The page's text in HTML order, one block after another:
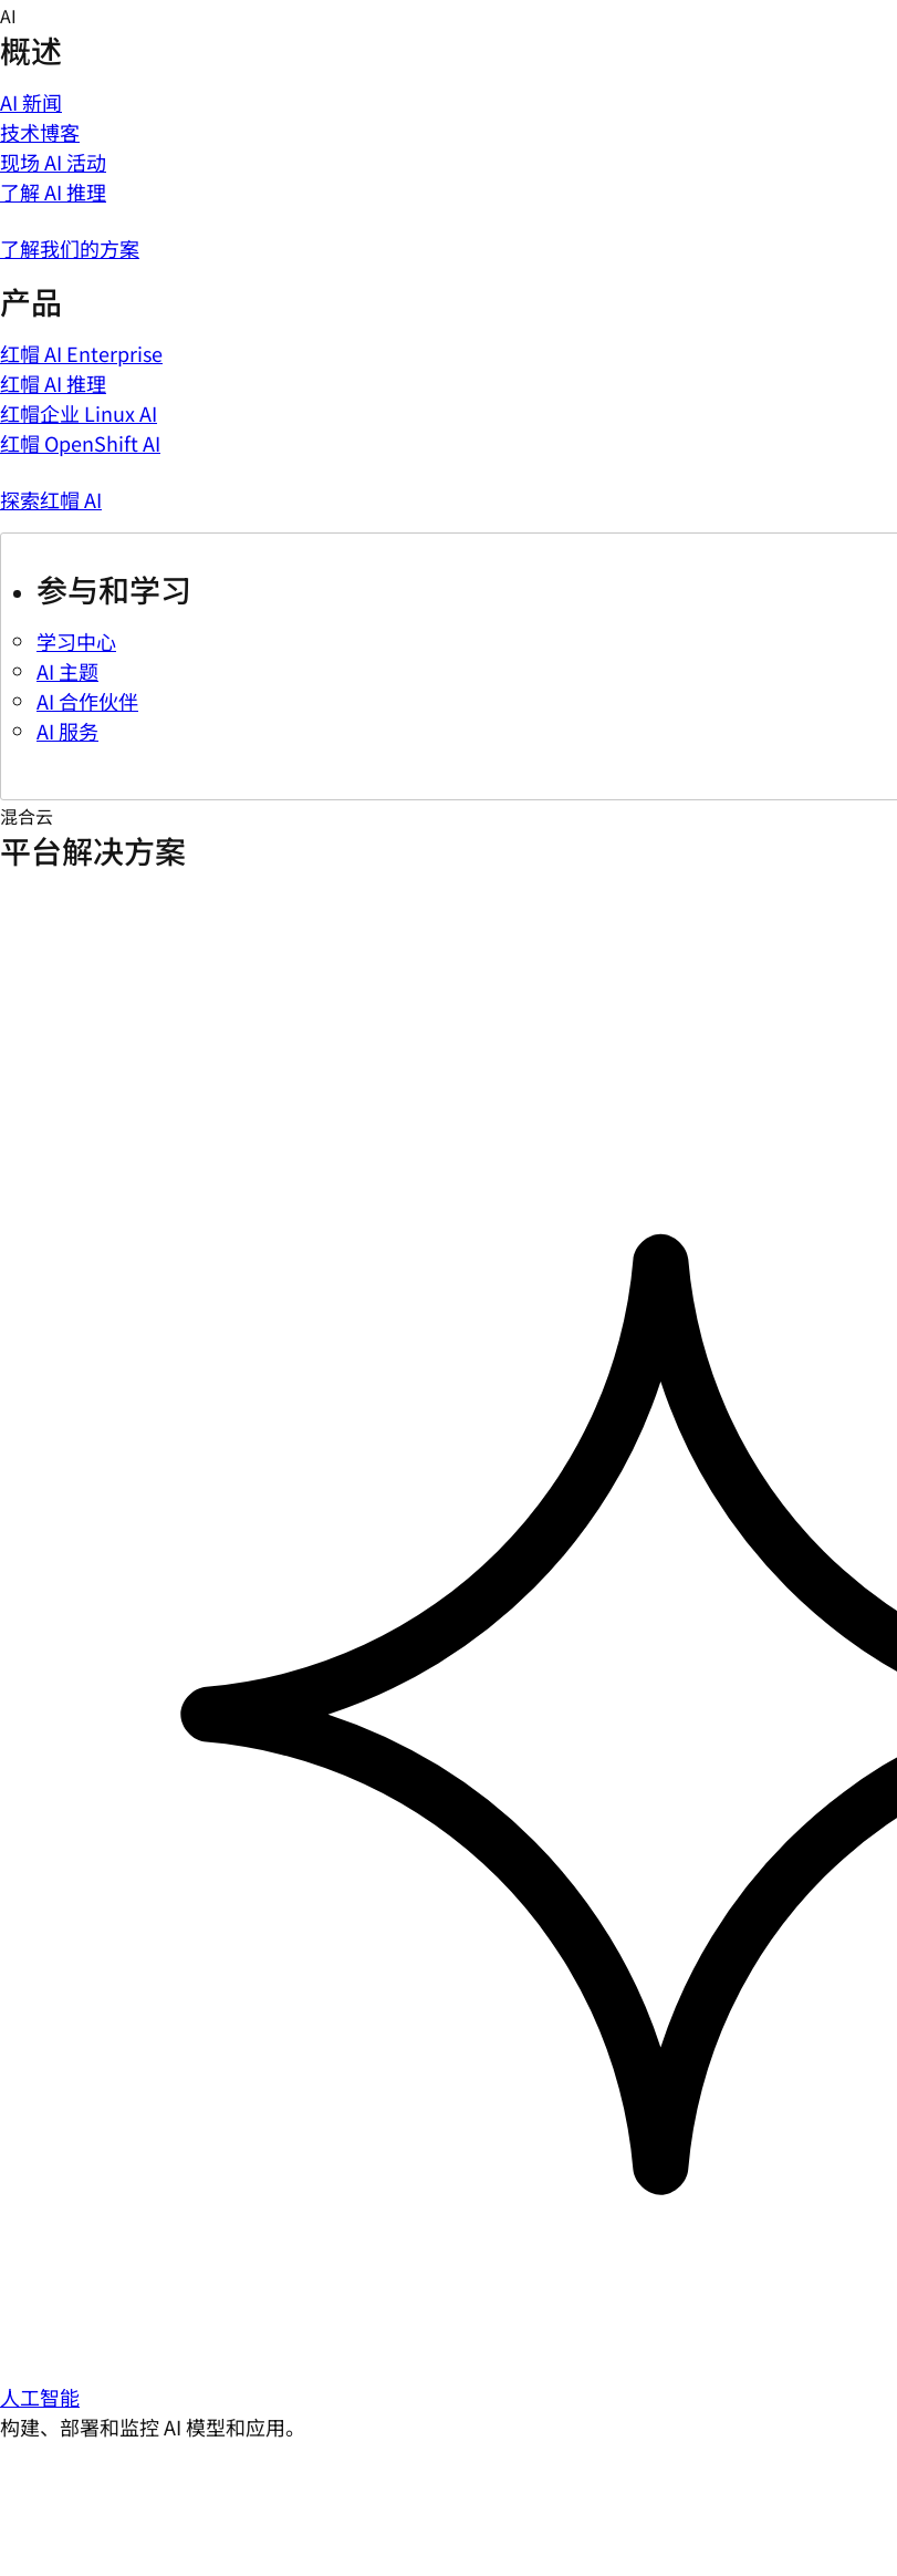
Skip
to
content
AI
概述
AI 新闻
技术博客
现场 AI 活动
了解 AI 推理
了解我们的方案
产品
红帽 AI Enterprise
红帽 AI 推理
红帽企业 Linux AI
红帽 OpenShift AI
探索红帽 AI
参与和学习
学习中心
AI 主题
AI 合作伙伴
AI 服务
混合云
平台解决方案
人工智能
构建、部署和监控 AI 模型和应用。